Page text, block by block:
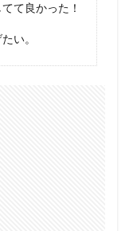
て良かった！
い。